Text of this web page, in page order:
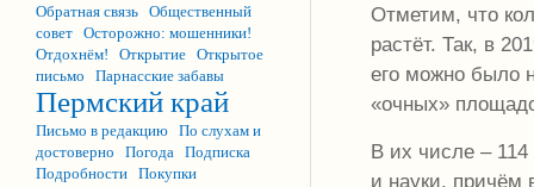
Обратная связь Общественный
совет Осторожно: мошенники!
Отдохнём!
Открытие Открытое
письмо
Парнасские забавы
Пермский край
Письмо в редакцию По слухам и
достоверно
Погода Подписка
Подробности Покупки
Отметим, что
растёт. Так, в
его можно было
«очных»
В их числе –
и науки, причём